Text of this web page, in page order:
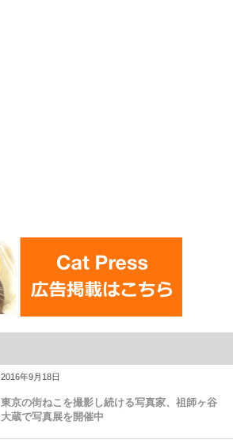
2016年9月18日
東京の街ねこを撮影し続ける写真家、祖師ヶ谷
大蔵で写真展を開催中